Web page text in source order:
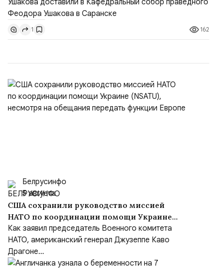
Владимир Прокофьевич Валуев, командующий
Балтийским флотом ВМФ России (2001–2006
гг.);Адмирал Владимир Петрович Комоедов,
командующий Черноморским флотом ВМФ России
1 162
Белрусинфо
5 августа
США сохранили руководство миссией
НАТО по координации помощи Украине
(NSATU), несмотря на обещания передать
функции Европе
Как заявил председатель Военного комитета
НАТО, американский генерал Джузеппе Каво
Драгоне...